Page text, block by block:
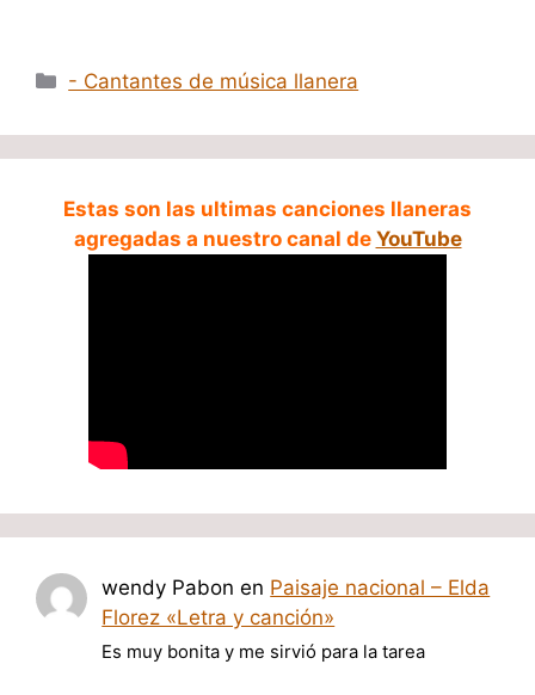
Categorías
- Cantantes de música llanera
Estas son las ultimas canciones llaneras
agregadas a nuestro canal de YouTube
wendy Pabon en Paisaje nacional – Elda
Florez «Letra y canción»
Es muy bonita y me sirvió para la tarea